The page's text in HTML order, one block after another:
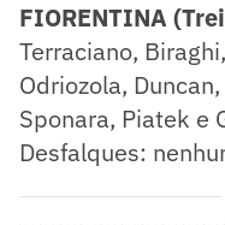
FIORENTINA
Terraciano,
Odriozola,
Sponara, Piatek e
Desfalques: